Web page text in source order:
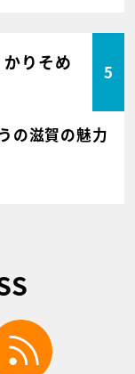
りそめ
5
の滋賀の魅力